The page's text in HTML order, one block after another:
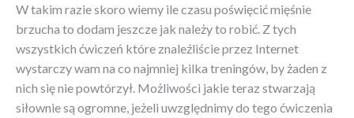
W takim razie skoro wiemy ile czasu poświęcić mięśnie
brzucha to dodam jeszcze jak należy to robić. Z tych
wszystkich ćwiczeń które znaleźliście przez Internet
wystarczy wam na co najmniej kilka treningów, by żaden z
nich się nie powtórzył. Możliwości jakie teraz stwarzają
siłownie są ogromne, jeżeli uwzględnimy do tego ćwiczenia